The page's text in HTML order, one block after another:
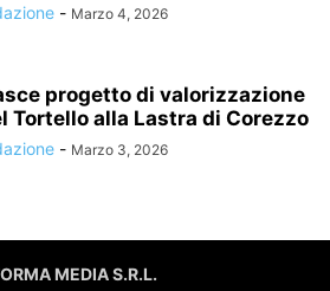
- Marzo 4, 2026
progetto di valorizzazione
Tortello alla Lastra di Corezzo
- Marzo 3, 2026
MEDIA S.R.L.